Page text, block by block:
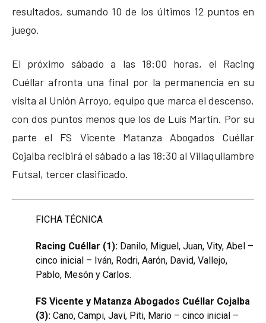
resultados, sumando 10 de los últimos 12 puntos en
juego.
El próximo sábado a las 18:00 horas, el Racing
Cuéllar afronta una final por la permanencia en su
visita al Unión Arroyo, equipo que marca el descenso,
con dos puntos menos que los de Luís Martín. Por su
parte el FS Vicente Matanza Abogados Cuéllar
Cojalba recibirá el sábado a las 18:30 al Villaquilambre
Futsal, tercer clasificado.
FICHA TÉCNICA
Racing Cuéllar (1): Danilo, Miguel, Juan, Vity, Abel –
cinco inicial – Iván, Rodri, Aarón, David, Vallejo,
Pablo, Mesón y Carlos.
FS Vicente y Matanza Abogados Cuéllar Cojalba
(3): Cano, Campi, Javi, Piti, Mario – cinco inicial –